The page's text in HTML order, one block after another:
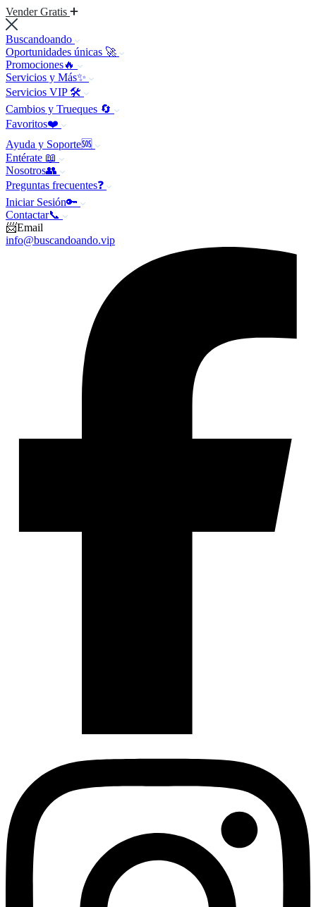
Vender Gratis
Buscandoando
Oportunidades únicas 🚀
Promociones🔥
Servicios y Más✨
Servicios VIP 🛠️
Cambios y Trueques 🔄
Favoritos❤️
Ayuda y Soporte🆘
Entérate 📖
Nosotros👥
Preguntas frecuentes❓
Iniciar Sesión🔑
Contactar📞
📨Email
info@buscandoando.vip